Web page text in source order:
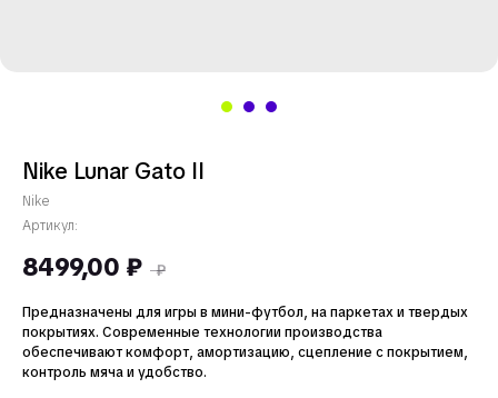
Nike Lunar Gato II
Nike
Артикул:
8499,00 ₽ ₽
Предназначены для игры в мини-футбол, на паркетах и твердых
покрытиях. Современные технологии производства
обеспечивают комфорт, амортизацию, сцепление с покрытием,
контроль мяча и удобство.